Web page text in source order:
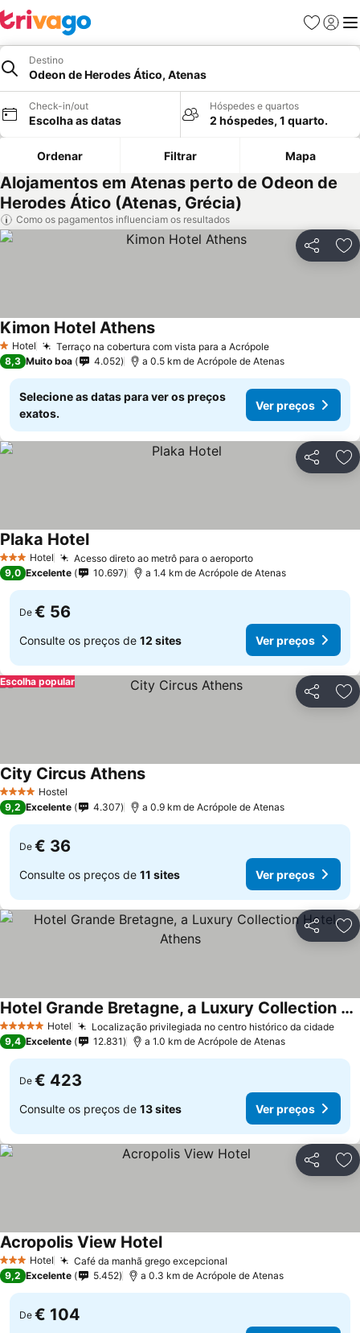
Favoritos
Iniciar
Destino
Odeon de Herodes Ático, Atenas
Check-in/out
Escolha as datas
Hóspedes e quartos
2 hóspedes, 1 quarto.
Ordenar Filtrar Mapa
Alojamentos em Atenas perto de Odeon de
Herodes Ático (Atenas, Grécia)
Como os pagamentos influenciam os resultados
Partilhar
1 Estrelas
Hotel Terraço na cobertura com vista para a Acrópole
Kimon Hotel Athens
8,3 Muito boa 4.052 a 0.5 km de Acrópole de Atenas
Selecione as datas para ver os preços
exatos.
Ver preços
Partilhar
3 EstrelasHotel Acesso direto ao metrô para o aeroporto
Plaka Hotel
9,0 Excelente 10.697 a 1.4 km de Acrópole de Atenas
De € 56
Consulte os preços de 12 sites Ver preços
Partilhar
Escolha popular
4 EstrelasHostel
City Circus Athens
9,2 Excelente 4.307 a 0.9 km de Acrópole de Atenas
De € 36
Consulte os preços de 11 sites Ver preços
Partilhar
5 Estrelas Hotel Localização privilegiada no centro histórico da cidade
Hotel Grande Bretagne, a Luxury Collection Hotel, Athens
9,4 Excelente 12.831 a 1.0 km de Acrópole de Atenas
De € 423
Consulte os preços de 13 sites Ver preços
Partilhar
3 EstrelasHotel Café da manhã grego excepcional
Acropolis View Hotel
9,2 Excelente 5.452 a 0.3 km de Acrópole de Atenas
De € 104